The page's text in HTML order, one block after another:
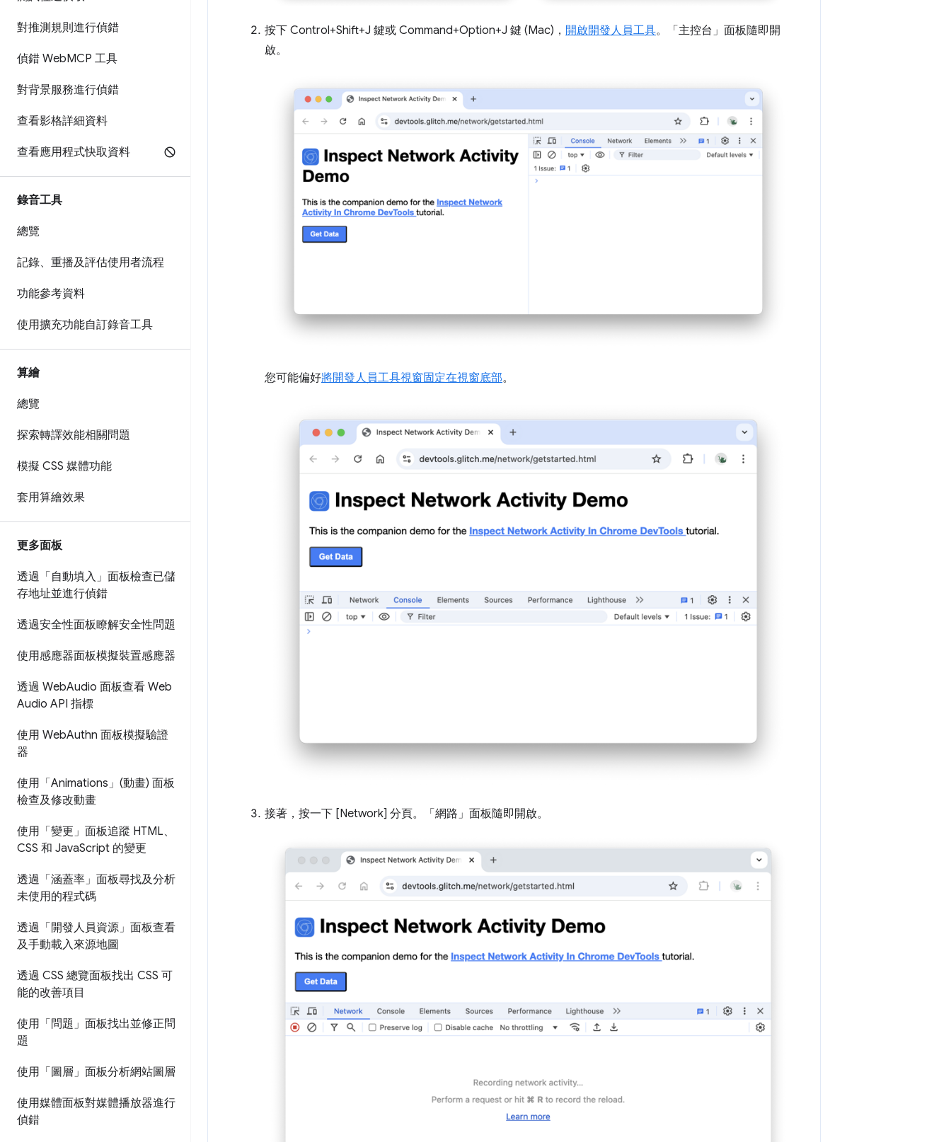
對推測規則進行偵錯
偵錯 WebMCP 工具
對背景服務進行偵錯
查看影格詳細資料
查看應用程式快取資料
錄音工具
總覽
記錄、重播及評估使用者流程
功能參考資料
使用擴充功能自訂錄音工具
算繪
總覽
探索轉譯效能相關問題
模擬 CSS 媒體功能
套用算繪效果
更多面板
透過「自動填入」面板檢查已儲
存地址並進行偵錯
透過安全性面板瞭解安全性問題
使用感應器面板模擬裝置感應器
透過 WebAudio 面板查看 Web
Audio API 指標
使用 WebAuthn 面板模擬驗證
器
使用「Animations」(動畫) 面板
檢查及修改動畫
使用「變更」面板追蹤 HTML、
CSS 和 JavaScript 的變更
透過「涵蓋率」面板尋找及分析
未使用的程式碼
透過「開發人員資源」面板查看
及手動載入來源地圖
透過 CSS 總覽面板找出 CSS 可
能的改善項目
使用「問題」面板找出並修正問
題
使用「圖層」面板分析網站圖層
使用媒體面板對媒體播放器進行
偵錯
按下 Control+Shift+J 鍵或 Command+Option+J 鍵 (Mac)， 開啟開發人員工具。「主控台」 面板隨即開
啟。
您可能偏好將開發人員工具視窗固定在視窗底部。
接著，按一下 [Network] 分頁。 「網路」 面板隨即開啟。